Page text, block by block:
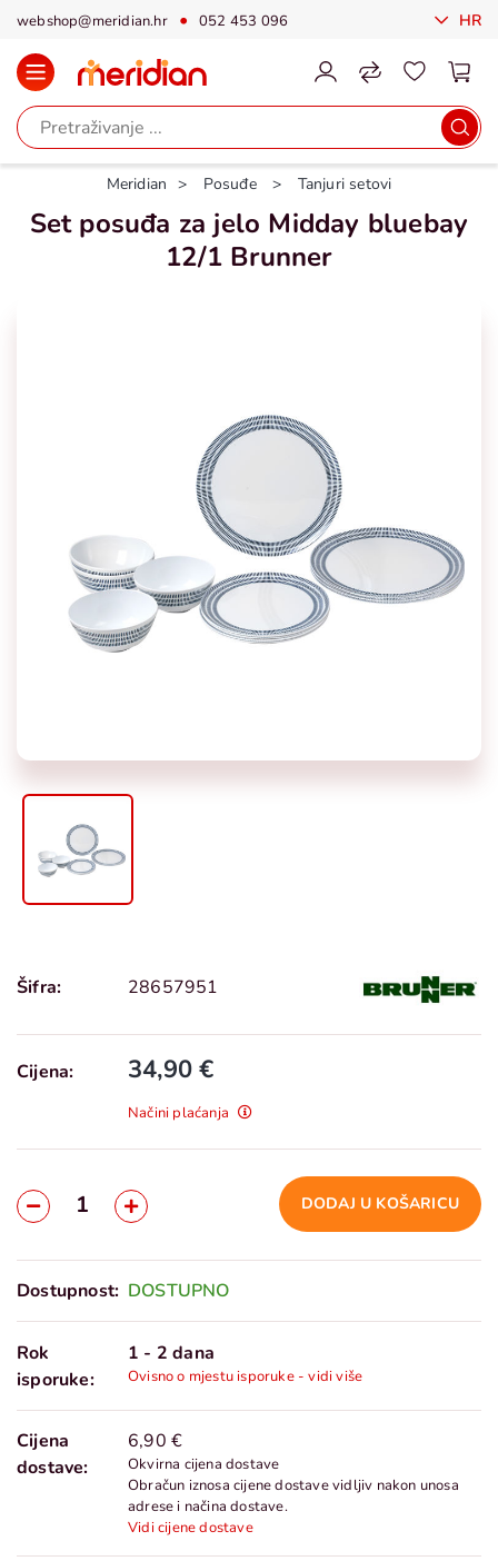
webshop@meridian.hr 052 453 096 HR
Meridian Posuđe Tanjuri setovi
Set posuđa za jelo Midday bluebay
12/1 Brunner
Šifra: 28657951
Cijena: 34,90 €
Načini plaćanja
DODAJ U KOŠARICU
Dostupnost: DOSTUPNO
Rok
isporuke:
1 - 2 dana
Ovisno o mjestu isporuke - vidi više
Cijena
dostave:
6,90 €
Okvirna cijena dostave
Obračun iznosa cijene dostave vidljiv nakon unosa
adrese i načina dostave.
Vidi cijene dostave